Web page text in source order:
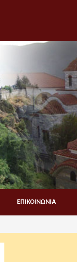
ΕΠΙΚΟΙΝΩΝΙΑ